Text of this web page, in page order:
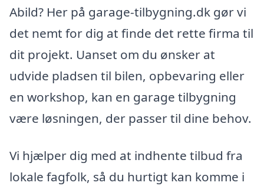
Abild? Her på garage-tilbygning.dk gør vi
det nemt for dig at finde det rette firma til
dit projekt. Uanset om du ønsker at
udvide pladsen til bilen, opbevaring eller
en workshop, kan en garage tilbygning
være løsningen, der passer til dine behov.
Vi hjælper dig med at indhente tilbud fra
lokale fagfolk, så du hurtigt kan komme i